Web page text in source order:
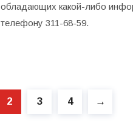
обладающих какой-либо
телефону 311-68-59.
2 3 4 →